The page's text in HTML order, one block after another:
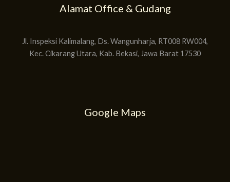
Alamat Office & Gudang
Jl. Inspeksi Kalimalang, Ds. Wangunharja, RT008 RW004,
Kec. Cikarang Utara, Kab. Bekasi, Jawa Barat 17530
Google Maps